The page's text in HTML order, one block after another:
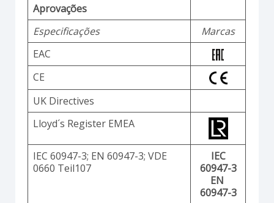
Aprovações
Especificações
Marcas
EAC
CE
UK Directives
Lloyd´s Register EMEA
IEC 60947-3; EN 60947-3; VDE
0660 Teil107
IEC
60947-3
EN
60947-3